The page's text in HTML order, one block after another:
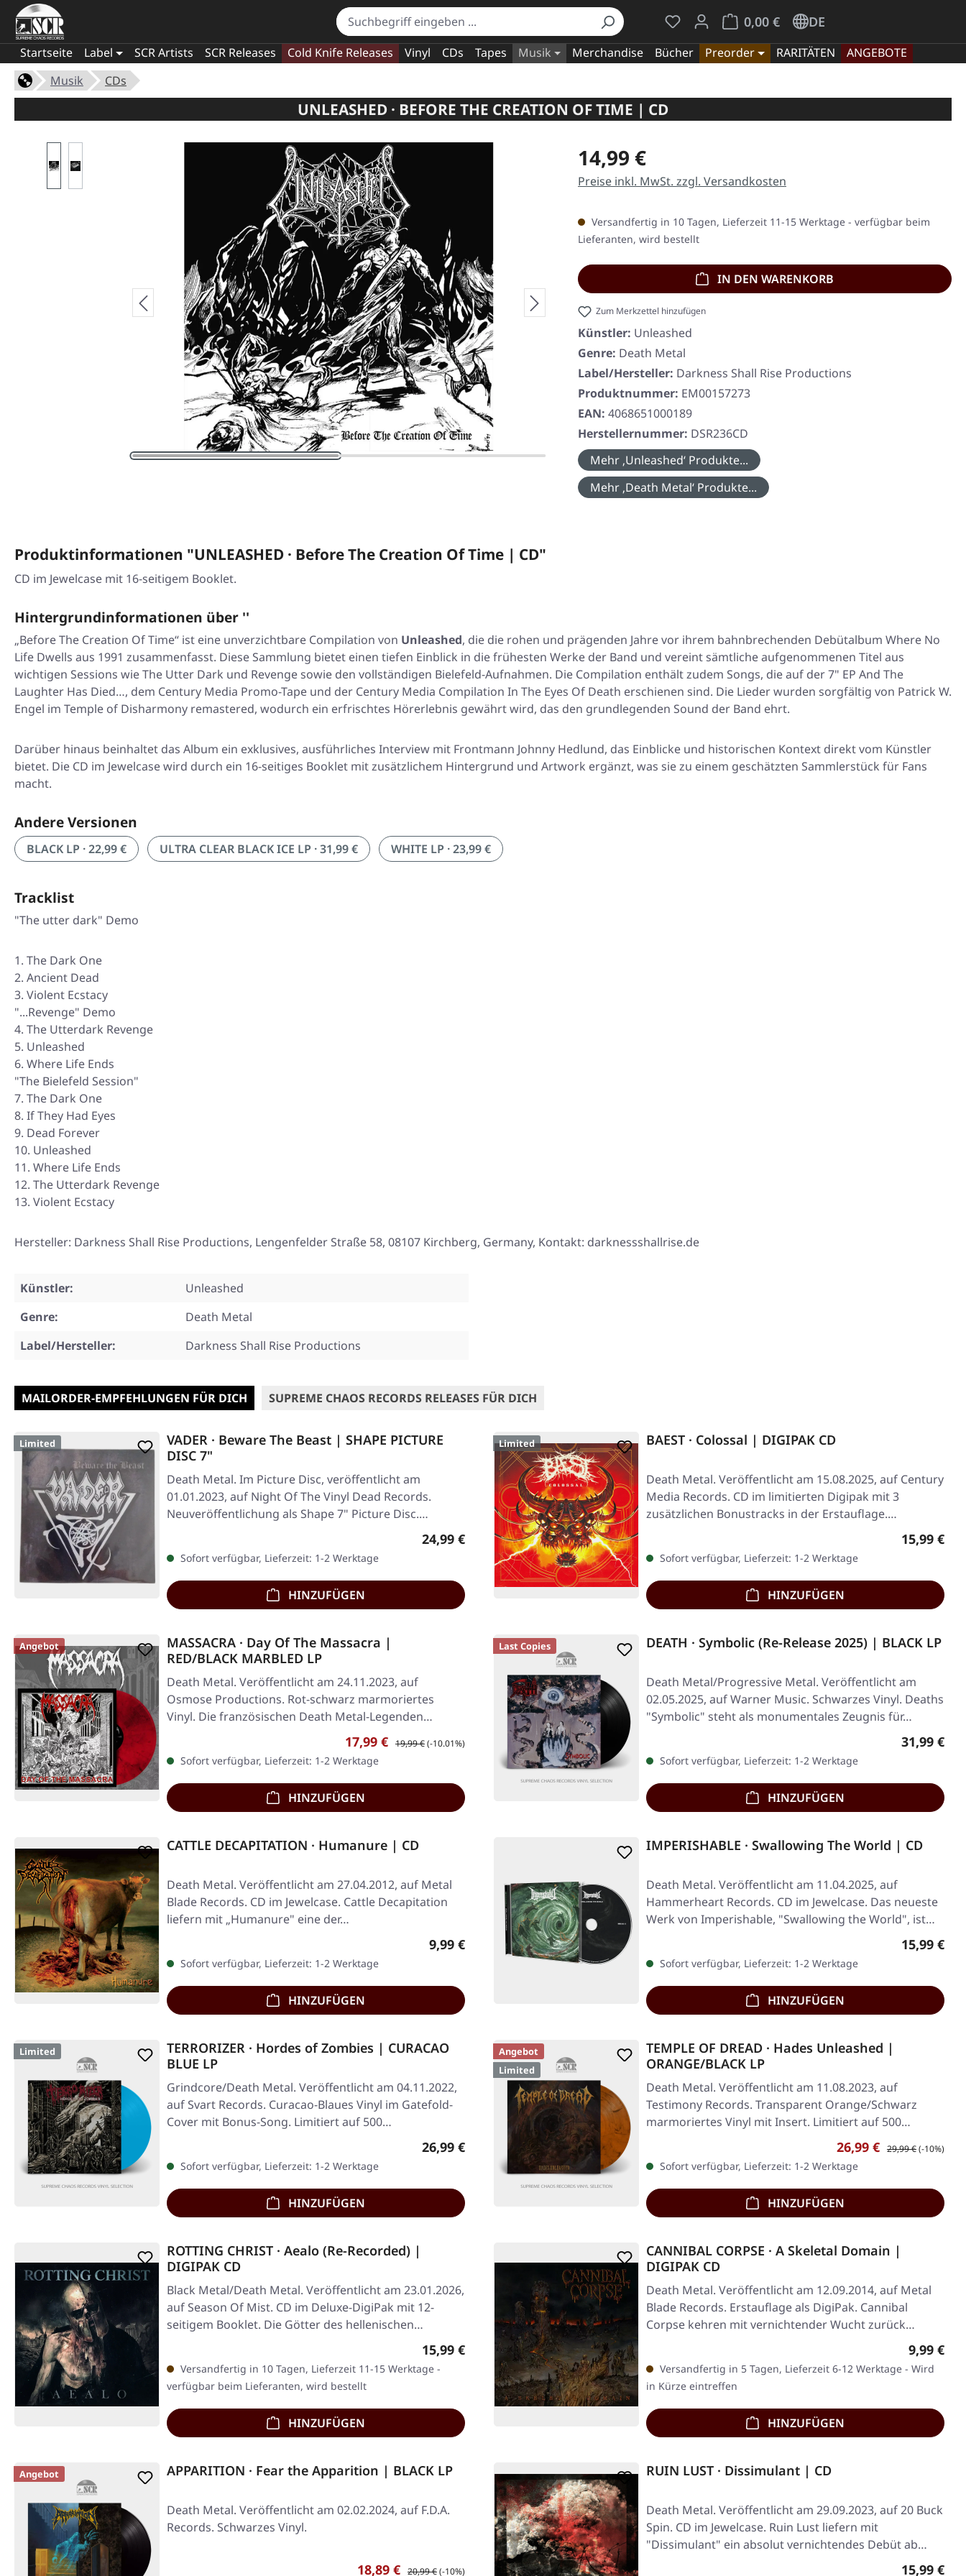
Du hast 0 Produkte auf dem Merkzettel
0,00 €
Warenkorb enthält 0 Positionen. Der
DE
Startseite Label SCR Artists SCR Releases Cold Knife Releases Vinyl CDs Tapes Musik Merchandise Bücher Preorder RARITÄTEN
ANGEBOTE
Musik
CDs
UNLEASHED · BEFORE THE CREATION OF TIME | CD
Regulärer Preis:
14,99 €
Preise inkl. MwSt. zzgl. Versandkosten
Versandfertig in 10 Tagen, Lieferzeit 11-15 Werktage - verfügbar beim
Lieferanten, wird bestellt
IN DEN WARENKORB
Zum Merkzettel hinzufügen
Künstler: Unleashed
Genre: Death Metal
Label/Hersteller: Darkness Shall Rise Productions
Produktnummer: EM00157273
EAN: 4068651000189
Herstellernummer: DSR236CD
Mehr ‚Unleashed‘ Produkte...
Mehr ‚Death Metal‘ Produkte...
Produktinformationen "UNLEASHED · Before The Creation Of Time | CD"
CD im Jewelcase mit 16-seitigem Booklet.
Hintergrundinformationen über ''
„Before The Creation Of Time“ ist eine unverzichtbare Compilation von Unleashed, die die rohen und prägenden Jahre vor ihrem bahnbrechenden Debütalbum Where No
Life Dwells aus 1991 zusammenfasst. Diese Sammlung bietet einen tiefen Einblick in die frühesten Werke der Band und vereint sämtliche aufgenommenen Titel aus
wichtigen Sessions wie The Utter Dark und Revenge sowie den vollständigen Bielefeld-Aufnahmen. Die Compilation enthält zudem Songs, die auf der 7" EP And The
Laughter Has Died…, dem Century Media Promo-Tape und der Century Media Compilation In The Eyes Of Death erschienen sind. Die Lieder wurden sorgfältig von Patrick W.
Engel im Temple of Disharmony remastered, wodurch ein erfrischtes Hörerlebnis gewährt wird, das den grundlegenden Sound der Band ehrt.
Darüber hinaus beinhaltet das Album ein exklusives, ausführliches Interview mit Frontmann Johnny Hedlund, das Einblicke und historischen Kontext direkt vom Künstler
bietet. Die CD im Jewelcase wird durch ein 16-seitiges Booklet mit zusätzlichem Hintergrund und Artwork ergänzt, was sie zu einem geschätzten Sammlerstück für Fans
macht.
Andere Versionen
BLACK LP · 22,99 € ULTRA CLEAR BLACK ICE LP · 31,99 € WHITE LP · 23,99 €
Tracklist
"The utter dark" Demo
The Dark One
Ancient Dead
Violent Ecstacy
"...Revenge" Demo
The Utterdark Revenge
Unleashed
Where Life Ends
"The Bielefeld Session"
The Dark One
If They Had Eyes
Dead Forever
Unleashed
Where Life Ends
The Utterdark Revenge
Violent Ecstacy
Hersteller: Darkness Shall Rise Productions, Lengenfelder Straße 58, 08107 Kirchberg, Germany, Kontakt: darknessshallrise.de
Künstler:
Unleashed
Genre:
Death Metal
Label/Hersteller:
Darkness Shall Rise Productions
MAILORDER-EMPFEHLUNGEN FÜR DICH SUPREME CHAOS RECORDS RELEASES FÜR DICH
Limited
VADER · Beware The Beast | SHAPE PICTURE
DISC 7"
Death Metal. Im Picture Disc, veröffentlicht am
01.01.2023, auf Night Of The Vinyl Dead Records.
Neuveröffentlichung als Shape 7" Picture Disc.…
Regulärer Preis:
24,99 €
Sofort verfügbar, Lieferzeit: 1-2 Werktage
HINZUFÜGEN
Limited BAEST · Colossal | DIGIPAK CD
Death Metal. Veröffentlicht am 15.08.2025, auf Century
Media Records. CD im limitierten Digipak mit 3
zusätzlichen Bonustracks in der Erstauflage.…
Regulärer
15,99 €
Sofort verfügbar, Lieferzeit: 1-2 Werktage
HINZUFÜGEN
Angebot
MASSACRA · Day Of The Massacra |
RED/BLACK MARBLED LP
Death Metal. Veröffentlicht am 24.11.2023, auf
Osmose Productions. Rot-schwarz marmoriertes
Vinyl. Die französischen Death Metal-Legenden
Verkaufspreis:
17,99 € Regulärer Preis:
19,99 €(-10.01%)
Sofort verfügbar, Lieferzeit: 1-2 Werktage
HINZUFÜGEN
Last Copies DEATH · Symbolic (Re-Release 2025) | BLACK LP
Death Metal/Progressive Metal. Veröffentlicht am
02.05.2025, auf Warner Music. Schwarzes Vinyl. Deaths
"Symbolic" steht als monumentales Zeugnis für…
Regulärer
31,99 €
Sofort verfügbar, Lieferzeit: 1-2 Werktage
HINZUFÜGEN
CATTLE DECAPITATION · Humanure | CD
Death Metal. Veröffentlicht am 27.04.2012, auf Metal
Blade Records. CD im Jewelcase. Cattle Decapitation
liefern mit „Humanure" eine der…
Regulärer Preis:
9,99 €
Sofort verfügbar, Lieferzeit: 1-2 Werktage
HINZUFÜGEN
IMPERISHABLE · Swallowing The World | CD
Death Metal. Veröffentlicht am 11.04.2025, auf
Hammerheart Records. CD im Jewelcase. Das neueste
Werk von Imperishable, "Swallowing the World", ist…
Regulärer
15,99 €
Sofort verfügbar, Lieferzeit: 1-2 Werktage
HINZUFÜGEN
Limited
TERRORIZER · Hordes of Zombies | CURACAO
BLUE LP
Grindcore/Death Metal. Veröffentlicht am 04.11.2022,
auf Svart Records. Curacao-Blaues Vinyl im Gatefold-
Cover mit Bonus-Song. Limitiert auf 500…
Regulärer Preis:
26,99 €
Sofort verfügbar, Lieferzeit: 1-2 Werktage
HINZUFÜGEN
Angebot
Limited
TEMPLE OF DREAD · Hades Unleashed |
ORANGE/BLACK LP
Death Metal. Veröffentlicht am 11.08.2023, auf
Testimony Records. Transparent Orange/Schwarz
marmoriertes Vinyl mit Insert. Limitiert auf 500…
Verkaufspreis:
26,99 € Regulärer Preis:
29,99 €(-10%)
Sofort verfügbar, Lieferzeit: 1-2 Werktage
HINZUFÜGEN
ROTTING CHRIST · Aealo (Re-Recorded) |
DIGIPAK CD
Black Metal/Death Metal. Veröffentlicht am 23.01.2026,
auf Season Of Mist. CD im Deluxe-DigiPak mit 12-
seitigem Booklet. Die Götter des hellenischen…
Regulärer Preis:
15,99 €
Versandfertig in 10 Tagen, Lieferzeit 11-15 Werktage -
verfügbar beim Lieferanten, wird bestellt
HINZUFÜGEN
CANNIBAL CORPSE · A Skeletal Domain |
DIGIPAK CD
Death Metal. Veröffentlicht am 12.09.2014, auf Metal
Blade Records. Erstauflage als DigiPak. Cannibal
Corpse kehren mit vernichtender Wucht zurück…
9,99 €
Versandfertig in 5 Tagen, Lieferzeit 6-12 Werktage - Wird
in Kürze eintreffen
HINZUFÜGEN
Angebot APPARITION · Fear the Apparition | BLACK LP
Death Metal. Veröffentlicht am 02.02.2024, auf F.D.A.
Records. Schwarzes Vinyl.
Verkaufspreis:
18,89 € Regulärer Preis:
20,99 €(-10%)
RUIN LUST · Dissimulant | CD
Death Metal. Veröffentlicht am 29.09.2023, auf 20 Buck
Spin. CD im Jewelcase. Ruin Lust liefern mit
"Dissimulant" ein absolut vernichtendes Debüt ab…
Regulärer
15,99 €